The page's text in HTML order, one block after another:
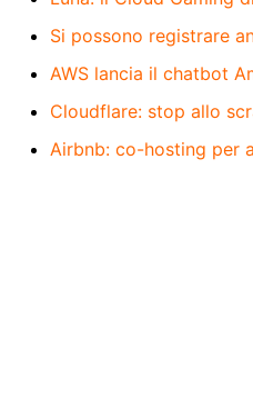
Si possono registrare
AWS lancia il chatbot
Cloudflare: stop allo
Airbnb: co-hosting per